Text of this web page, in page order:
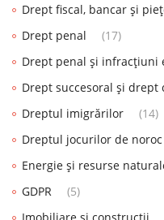
Drept fiscal, bancar și
Drept penal
(17)
Drept penal și infracțiuni
Drept succesoral și drept
Dreptul imigrărilor
(14)
Dreptul jocurilor de
Energie și resurse
GDPR
(5)
Imobiliare și construcții